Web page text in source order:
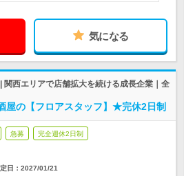
気になる
関西エリアで店舗拡大を続ける成長企業｜全
屋の【フロアスタッフ】★完休2日制
急募 完全週休2日制
日： 2027/01/21